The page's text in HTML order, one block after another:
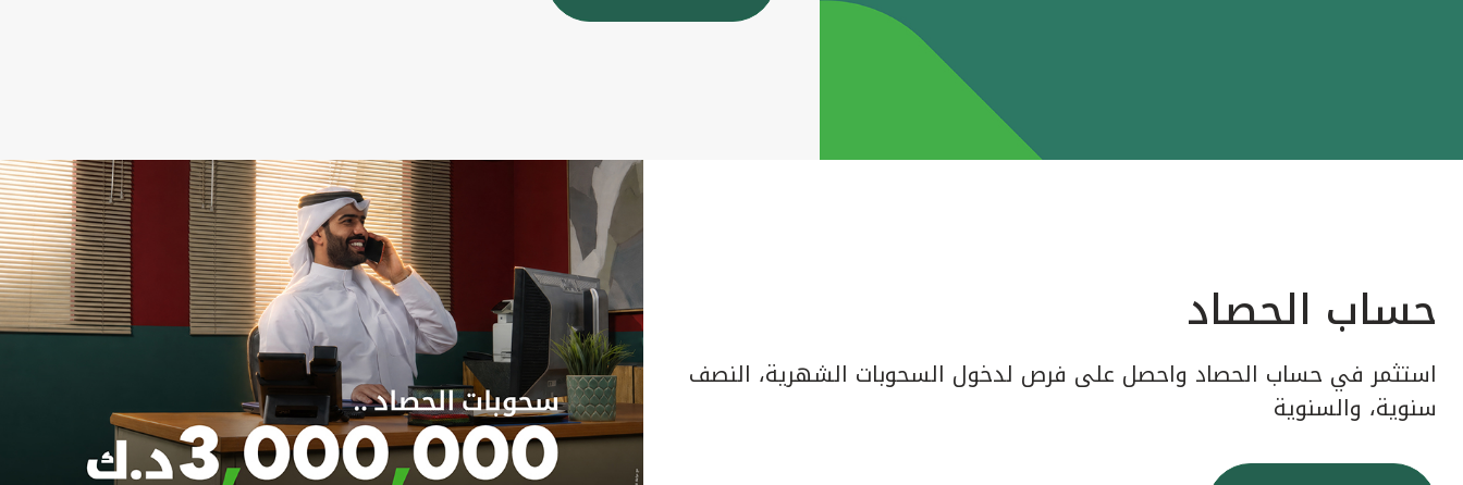
حساب الحصاد
استثمر في حساب الحصاد واحصل على فرص لدخول السحوبات الشهرية، النصف
سنوية، والسنوية